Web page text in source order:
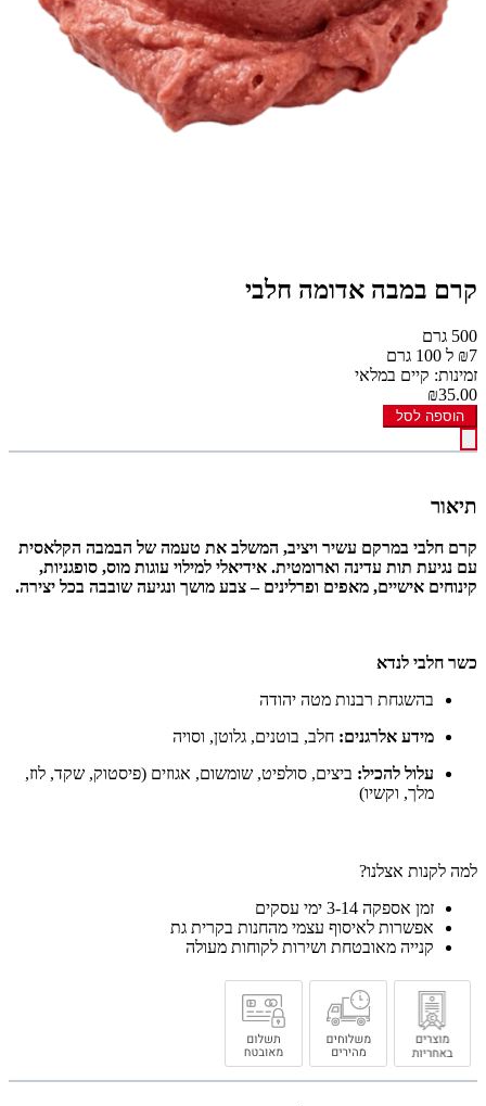
קרם במבה אדומה חלבי
500 גרם
₪7 ל 100 גרם
זמינות: קיים במלאי
₪35.00
הוספה לסל
תיאור
קרם חלבי במרקם עשיר ויציב, המשלב את טעמה של הבמבה הקלאסית
עם נגיעת תות עדינה וארומטית. אידיאלי למילוי עוגות מוס, סופגניות,
קינוחים אישיים, מאפים ופרלינים – צבע מושך ונגיעה שובבה בכל יצירה.
כשר חלבי לנדא
בהשגחת רבנות מטה יהודה
מידע אלרגנים: חלב, בוטנים, גלוטן, וסויה
עלול להכיל: ביצים, סולפיט, שומשום, אגוזים (פיסטוק, שקד, לוז,
מלך, וקשיו)
למה לקנות אצלנו?
זמן אספקה 3-14 ימי עסקים
אפשרות לאיסוף עצמי מהחנות בקרית גת
קנייה מאובטחת ושירות לקוחות מעולה